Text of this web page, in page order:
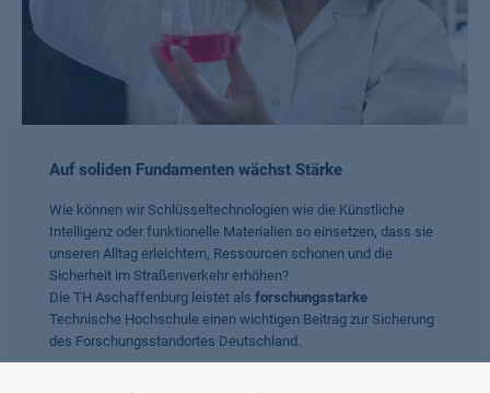
Auf soliden Fundamenten wächst Stärke
Wie können wir Schlüsseltechnologien wie die Künstliche
Intelligenz oder funktionelle Materialien so einsetzen, dass sie
unseren Alltag erleichtern, Ressourcen schonen und die
Sicherheit im Straßenverkehr erhöhen?
Die TH Aschaffenburg leistet als forschungsstarke
Technische Hochschule einen wichtigen Beitrag zur Sicherung
des Forschungsstandortes Deutschland.